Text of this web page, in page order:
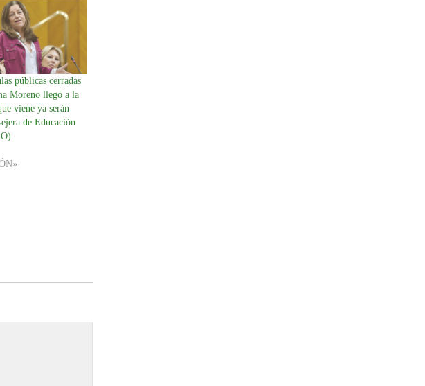
públicas cerradas
Moreno llegó a la
viene ya serán
de Educación